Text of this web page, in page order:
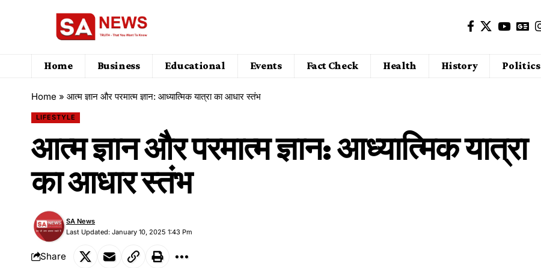
Home Business Educational Events Fact Check Health History Politics
Home » आत्म ज्ञान और परमात्म ज्ञान: आध्यात्मिक यात्रा का आधार स्तंभ
LIFESTYLE
आत्म ज्ञान और परमात्म ज्ञान: आध्यात्मिक यात्रा
का आधार स्तंभ
Last Updated: January 10, 2025 1:43 Pm
SA News
Share